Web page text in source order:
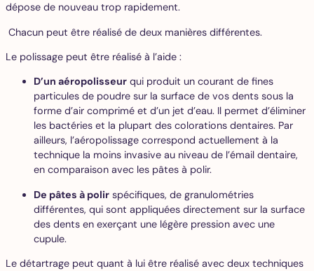
dépose de nouveau trop rapidement.
Chacun peut être réalisé de deux manières différentes.
Le polissage peut être réalisé à l’aide :
D’un aéropolisseur qui produit un courant de fines
particules de poudre sur la surface de vos dents sous la
forme d’air comprimé et d’un jet d’eau. Il permet d’éliminer
les bactéries et la plupart des colorations dentaires. Par
ailleurs, l’aéropolissage correspond actuellement à la
technique la moins invasive au niveau de l’émail dentaire,
en comparaison avec les pâtes à polir.
De pâtes à polir spécifiques, de granulométries
différentes, qui sont appliquées directement sur la surface
des dents en exerçant une légère pression avec une
cupule.
Le détartrage peut quant à lui être réalisé avec deux techniques